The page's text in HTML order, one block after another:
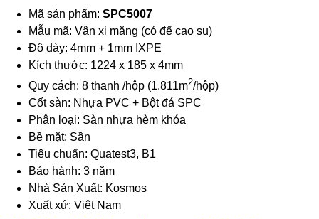
Mã sản phẩm: SPC5007
Mẫu mã: Vân xi măng (có đế cao su)
Độ dày: 4mm + 1mm IXPE
Kích thước: 1224 x 185 x 4mm
Quy cách: 8 thanh /hộp (1.811m2/hộp)
Cốt sàn: Nhựa PVC + Bột đá SPC
Phân loại: Sàn nhựa hèm khóa
Bề mặt: Sần
Tiêu chuẩn: Quatest3, B1
Bảo hành: 3 năm
Nhà Sản Xuất: Kosmos
Xuất xứ: Việt Nam